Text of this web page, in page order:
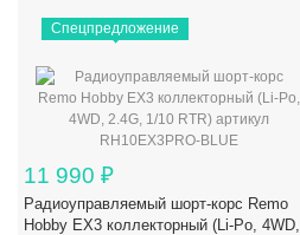
Спецпредложение
11 990 ₽
Радиоуправляемый шорт-корс Remo
Hobby EX3 коллекторный (Li-Po, 4WD,